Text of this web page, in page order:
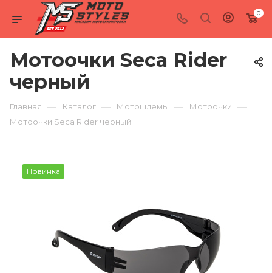
0
Мотоочки Seca Rider
черный
Главная — Каталог — Мотошлемы — Мотоочки —
Мотоочки Seca Rider черный
Новинка